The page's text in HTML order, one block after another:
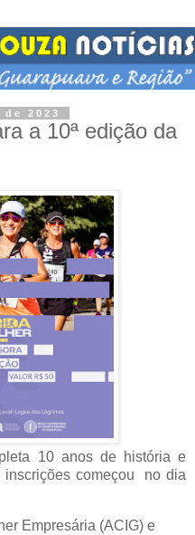
2023
a 10ª edição da
10 anos de história e
inscrições começou no dia
Empresária (ACIG) e